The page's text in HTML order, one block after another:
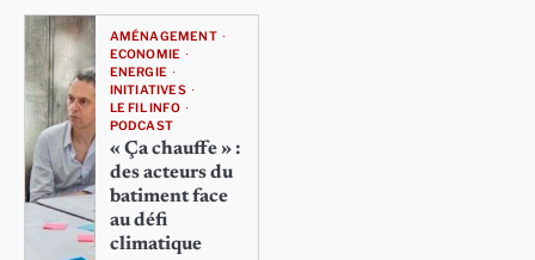
AMÉNAGEMENT
ECONOMIE
ENERGIE
INITIATIVES
LE FIL INFO
PODCAST
« Ça chauffe » :
des acteurs du
batiment face
au défi
climatique